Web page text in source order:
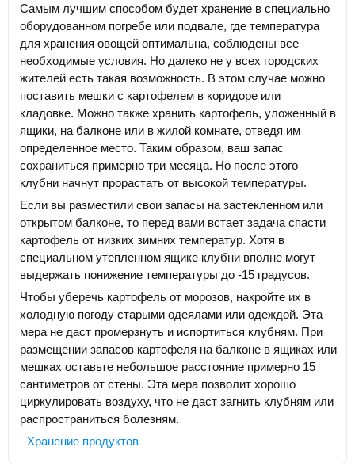
Самым лучшим способом будет хранение в специально
оборудованном погребе или подвале, где температура
для хранения овощей оптимальна, соблюдены все
необходимые условия. Но далеко не у всех городских
жителей есть такая возможность. В этом случае можно
поставить мешки с картофелем в коридоре или
кладовке. Можно также хранить картофель, уложенный в
ящики, на балконе или в жилой комнате, отведя им
определенное место. Таким образом, ваш запас
сохраниться примерно три месяца. Но после этого
клубни начнут прорастать от высокой температуры.
Если вы разместили свои запасы на застекленном или
открытом балконе, то перед вами встает задача спасти
картофель от низких зимних температур. Хотя в
специальном утепленном ящике клубни вполне могут
выдержать понижение температуры до -15 градусов.
Чтобы уберечь картофель от морозов, накройте их в
холодную погоду старыми одеялами или одеждой. Эта
мера не даст промерзнуть и испортиться клубням. При
размещении запасов картофеля на балконе в ящиках или
мешках оставьте небольшое расстояние примерно 15
сантиметров от стены. Эта мера позволит хорошо
циркулировать воздуху, что не даст загнить клубням или
распространиться болезням.
Хранение продуктов